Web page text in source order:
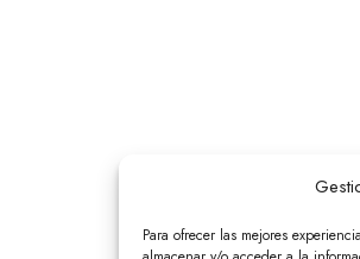
Para ofrecer las mejores